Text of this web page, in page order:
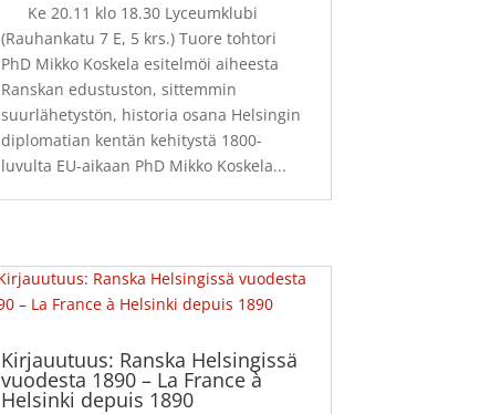
Ke 20.11 klo 18.30 Lyceumklubi
(Rauhankatu 7 E, 5 krs.) Tuore tohtori
PhD Mikko Koskela esitelmöi aiheesta
Ranskan edustuston, sittemmin
suurlähetystön, historia osana Helsingin
diplomatian kentän kehitystä 1800-
luvulta EU-aikaan PhD Mikko Koskela...
Kirjauutuus: Ranska Helsingissä
vuodesta 1890 – La France à
Helsinki depuis 1890